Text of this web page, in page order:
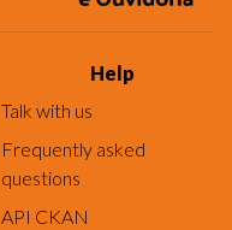
Help
Talk with us
Frequently asked
questions
API CKAN